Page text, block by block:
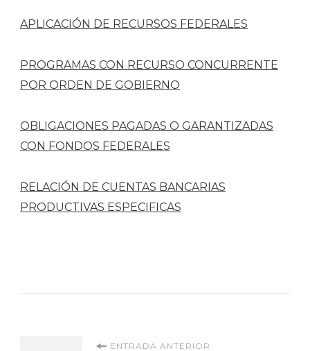
APLICACIÓN DE RECURSOS FEDERALES
PROGRAMAS CON RECURSO CONCURRENTE
POR ORDEN DE GOBIERNO
OBLIGACIONES PAGADAS O GARANTIZADAS
CON FONDOS FEDERALES
RELACIÓN DE CUENTAS BANCARIAS
PRODUCTIVAS ESPECIFICAS
ENTRADA ANTERIOR